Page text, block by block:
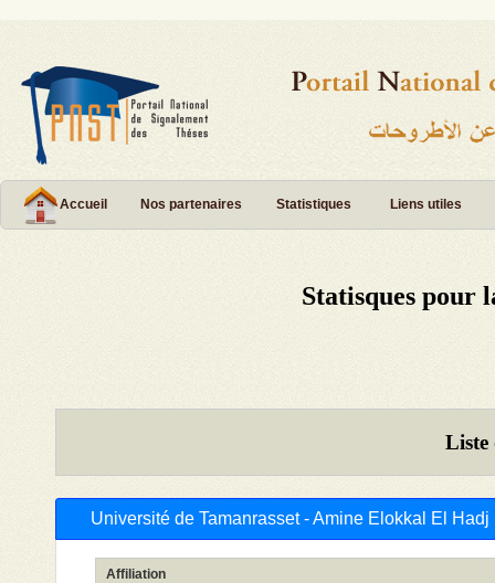
Accueil Nos partenaires Statistiques Liens utiles
Statisques pour
Liste
Université de Tamanrasset - Amine Elokkal El
Affiliation